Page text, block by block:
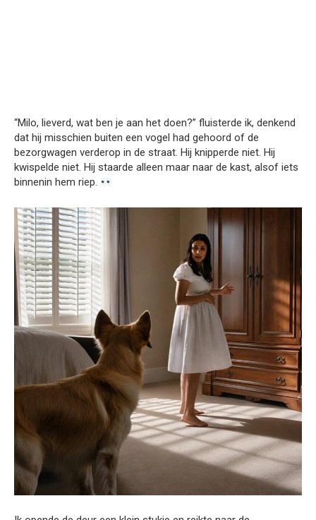
“Milo, lieverd, wat ben je aan het doen?” fluisterde ik, denkend
dat hij misschien buiten een vogel had gehoord of de
bezorgwagen verderop in de straat. Hij knipperde niet. Hij
kwispelde niet. Hij staarde alleen maar naar de kast, alsof iets
binnenin hem riep.